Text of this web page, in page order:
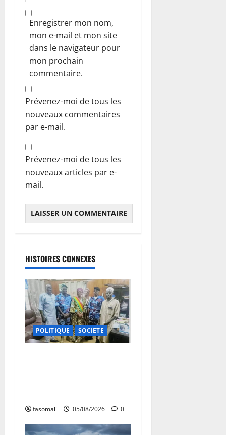
Enregistrer mon nom,
mon e-mail et mon site
dans le navigateur pour
mon prochain
commentaire.
Prévenez-moi de tous les
nouveaux commentaires
par e-mail.
Prévenez-moi de tous les
nouveaux articles par e-
mail.
HISTOIRES CONNEXES
POLITIQUE SOCIETE
fasomali 05/08/2026 0